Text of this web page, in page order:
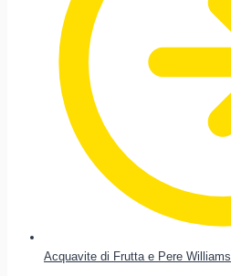
Acquavite di Frutta e Pere Williams